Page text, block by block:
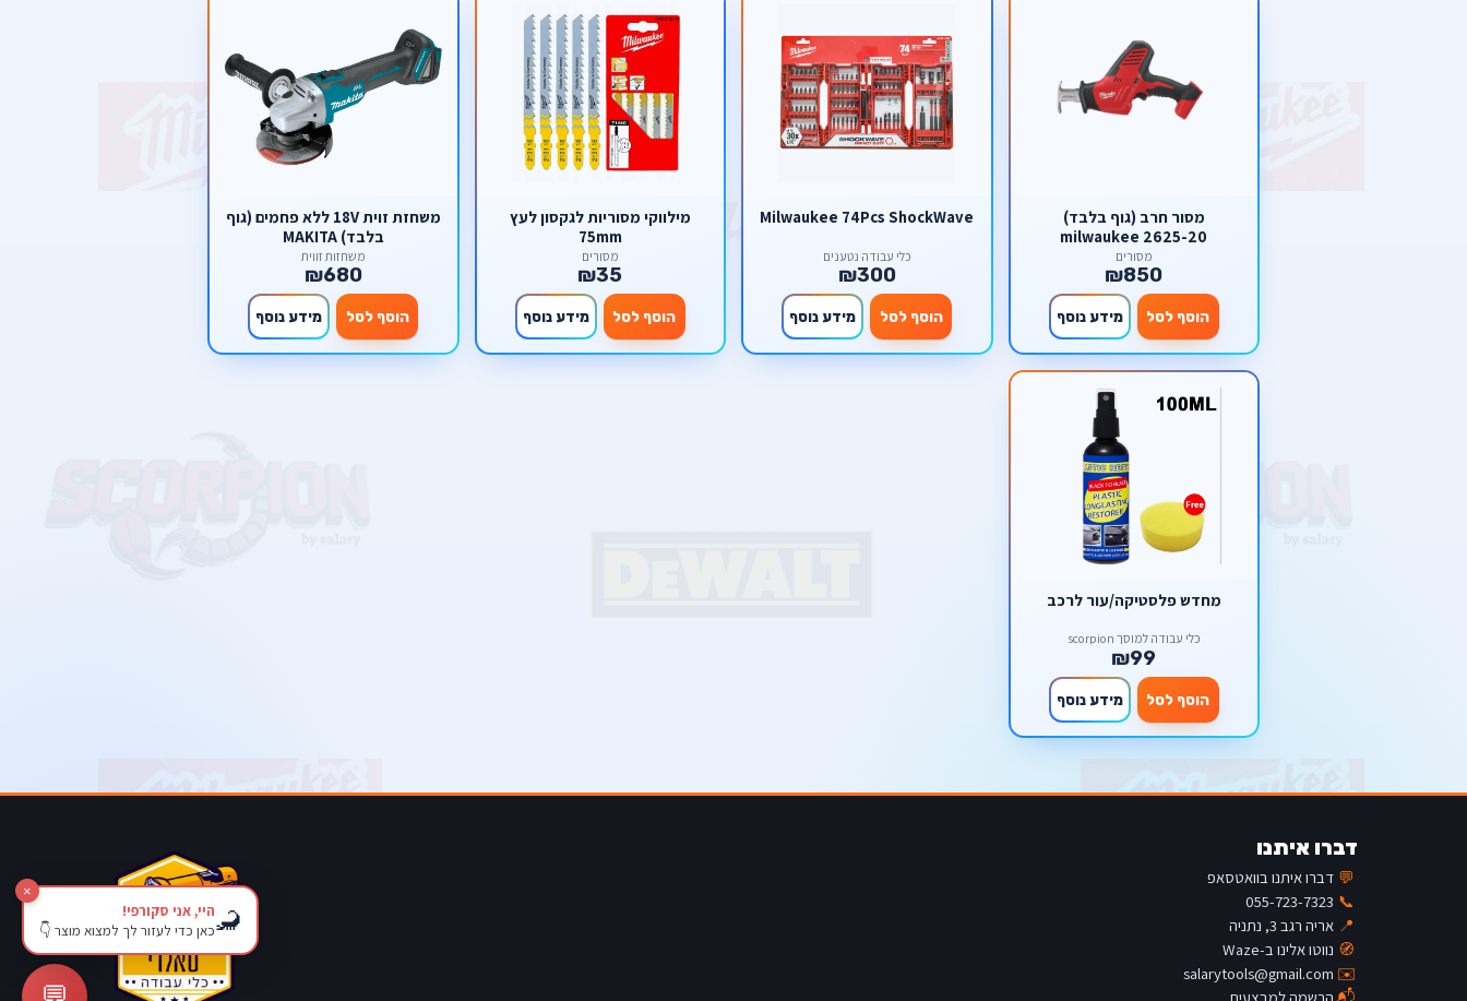
מסור חרב (גוף בלבד)
milwaukee 2625-20
מסורים
₪850
הוסף לסל מידע נוסף
Milwaukee 74Pcs ShockWave
כלי עבודה נטענים
₪300
הוסף לסל מידע נוסף
מילווקי מסוריות לגקסון לעץ
75mm
מסורים
₪35
הוסף לסל מידע נוסף
משחזת זוית 18V ללא פחמים (גוף
בלבד) MAKITA
משחזות זווית
₪680
הוסף לסל מידע נוסף
מחדש פלסטיקה/עור לרכב
כלי עבודה למוסך scorpion
₪99
הוסף לסל מידע נוסף
דברו איתנו
💬 דברו איתנו בוואטסאפ
📞
055-723-7323
📍 אריה רגב 3, נתניה
🧭 נווטו אלינו ב-Waze
✉️
salarytools@gmail.com
×
🦂היי, אני סקורפי!
כאן כדי לעזור לך למצוא מוצר 👇